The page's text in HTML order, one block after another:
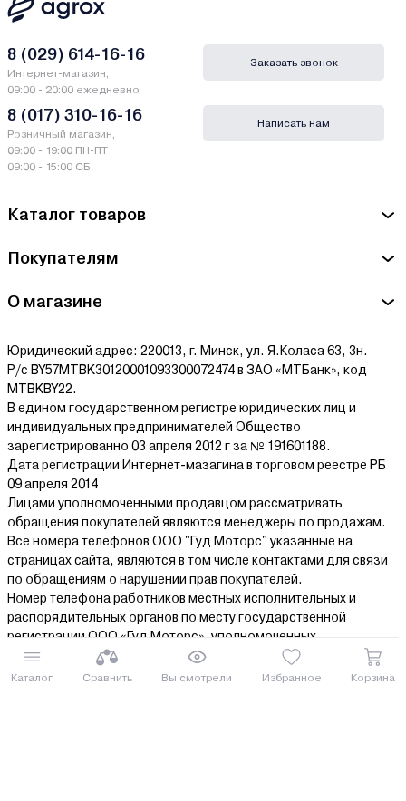
Каталог Сравнить Вы смотрели Избранное Корзина
Каталог товаров
Покупателям
О магазине
Юридический адрес: 220013, г. Минск, ул. Я.Коласа 63, 3н.
Р/с BY57MTBK30120001093300072474 в ЗАО «МТБанк», код
MTBKBY22.
В едином государственном регистре юридических лиц и
индивидуальных предпринимателей Общество
зарегистрированно 03 апреля 2012 г за № 191601188.
Дата регистрации Интернет-мазагина в торговом реестре РБ
09 апреля 2014
Лицами уполномоченными продавцом рассматривать
обращения покупателей являются менеджеры по продажам.
Все номера телефонов ООО "Гуд Моторс" указанные на
страницах сайта, являются в том числе контактами для связи
по обращениям о нарушении прав покупателей.
Номер телефона работников местных исполнительных и
распорядительных органов по месту государственной
регистрации ООО «Гуд Моторс», уполномоченных
рассматривать обращения покупателей: 375 17 3771393,+375
17 3181333,+375 17 3608211.
8 (029) 614-16-16
Интернет-магазин,
09:00 - 20:00 ежедневно
8 (017) 310-16-16
Розничный магазин,
09:00 - 19:00 ПН-ПТ
09:00 - 15:00 СБ
Заказать звонок
Написать нам